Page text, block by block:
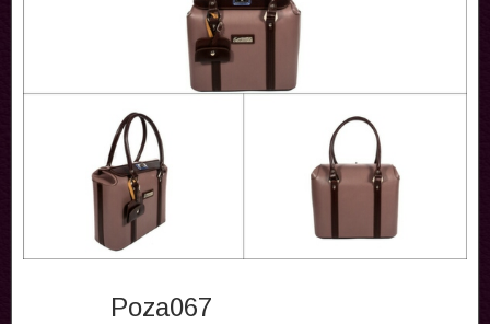
Poza067